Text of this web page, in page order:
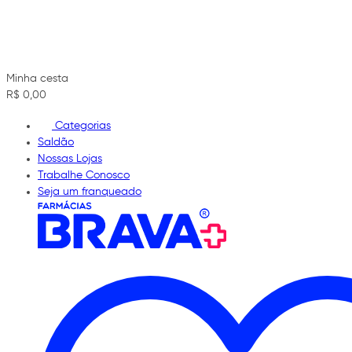
Minha cesta
R$ 0,00
Categorias
Saldão
Nossas Lojas
Trabalhe Conosco
Seja um franqueado